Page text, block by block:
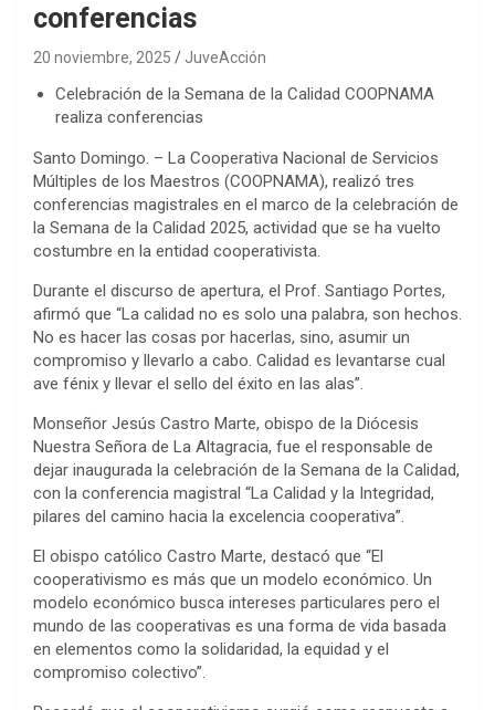
conferencias
20 noviembre, 2025 JuveAcción
Celebración de la Semana de la Calidad COOPNAMA
realiza conferencias
Santo Domingo. – La Cooperativa Nacional de Servicios
Múltiples de los Maestros (COOPNAMA), realizó tres
conferencias magistrales en el marco de la celebración de
la Semana de la Calidad 2025, actividad que se ha vuelto
costumbre en la entidad cooperativista.
Durante el discurso de apertura, el Prof. Santiago Portes,
afirmó que “La calidad no es solo una palabra, son hechos.
No es hacer las cosas por hacerlas, sino, asumir un
compromiso y llevarlo a cabo. Calidad es levantarse cual
ave fénix y llevar el sello del éxito en las alas”.
Monseñor Jesús Castro Marte, obispo de la Diócesis
Nuestra Señora de La Altagracia, fue el responsable de
dejar inaugurada la celebración de la Semana de la Calidad,
con la conferencia magistral “La Calidad y la Integridad,
pilares del camino hacia la excelencia cooperativa”.
El obispo católico Castro Marte, destacó que “El
cooperativismo es más que un modelo económico. Un
modelo económico busca intereses particulares pero el
mundo de las cooperativas es una forma de vida basada
en elementos como la solidaridad, la equidad y el
compromiso colectivo”.